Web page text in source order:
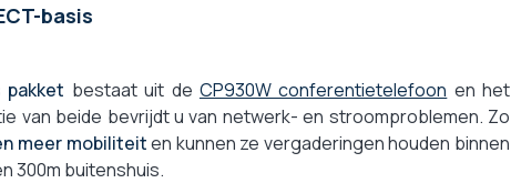
8,3 kg
1 jaar
basis
pakket bestaat uit de CP930W conferentietelefoon en het
van beide bevrijdt u van netwerk- en stroomproblemen. Zo
meer mobiliteiten kunnen ze vergaderingen houden binnen
300m buitenshuis.